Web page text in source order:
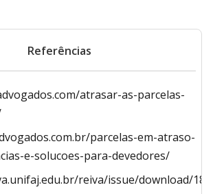
Referências
atrasar-as-parcelas-
parcelas-em-atraso-
e-solucoes-para-devedores/
reiva/issue/download/18/